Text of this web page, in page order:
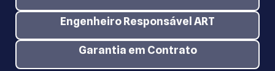
Engenheiro Responsável ART
Garantia em Contrato